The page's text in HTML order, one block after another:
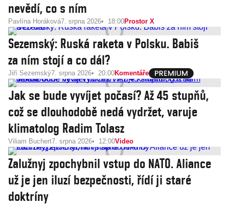
nevědí, co s ním
Pavlína Horáková7. srpna 2026 18:00Prostor X
Sezemský: Ruská raketa v Polsku. Babiš
za ním stojí a co dál?
Jiří Sezemský7. srpna 2026 20:00Komentáře
Jak se bude vyvíjet počasí? Až 45 stupňů,
což se dlouhodobě nedá vydržet, varuje
klimatolog Radim Tolasz
Viliam Buchert7. srpna 2026 12:00Video
Zalužnyj zpochybnil vstup do NATO. Aliance
už je jen iluzí bezpečnosti, řídí ji staré
doktríny